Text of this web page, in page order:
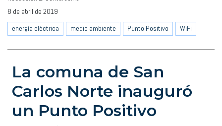
8 de abril de 2019
energía eléctrica
medio ambiente Punto Positivo WiFi
La comuna de San
Carlos Norte inauguró
un Punto Positivo